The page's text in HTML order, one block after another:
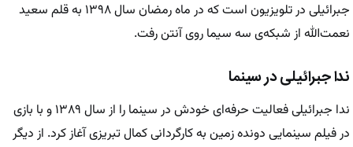
جبرائیلی در تلویزیون است که در ماه رمضان سال ۱۳۹۸ به قلم سعید
نعمت‌الله از شبکه‌ی سه سیما روی آنتن رفت.
ندا جبرائیلی در سینما
ندا جبرائیلی فعالیت حرفه‌ای خودش در سینما را از سال ۱۳۸۹ و با بازی
در فیلم سینمایی دونده زمین به کارگردانی کمال تبریزی آغاز کرد. از دیگر